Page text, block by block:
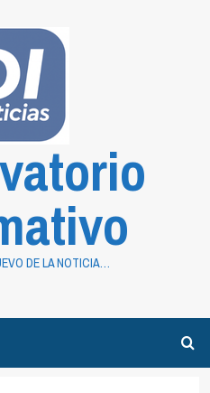
DE LA NOTICIA…